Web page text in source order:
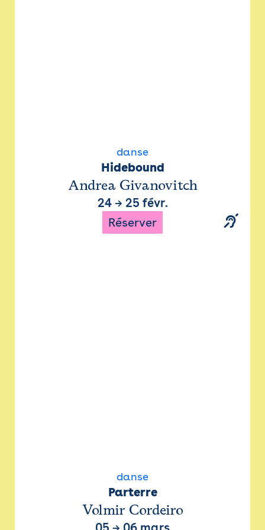
danse
Hidebound
Andrea Givanovitch
24→ 25 févr.
Réserver
danse
Parterre
Volmir Cordeiro